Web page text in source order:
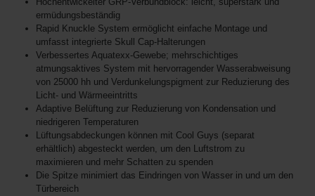
ermüdungsbeständig
Rapid Knuckle System ermöglicht einfache Montage und
umfasst integrierte Skull Cap-Halterungen
Verbessertes Aquatexx-Gewebe; mehrschichtiges
atmungsaktives System mit hervorragender Wasserabweisung
von 25000 hh und Verdunkelungspigment zur Reduzierung des
Licht- und Wärmeeintritts
Adaptive Belüftung zur Reduzierung von Kondensation und
niedrigeren Temperaturen
Lüftungsabdeckungen können mit Cool Guys (separat
erhältlich) abgesteckt werden, um den Luftstrom zu
maximieren und mehr Schatten zu spenden
Die Spitze minimiert das Eindringen von Wasser in und um den
Türbereich